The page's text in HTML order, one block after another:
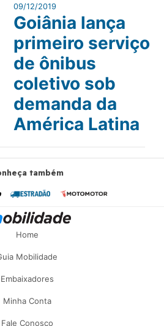
09/12/2019
Goiânia lança
primeiro serviço
de ônibus
coletivo sob
demanda da
América Latina
também
Home
Mobilidade
Embaixadores
Minha Conta
Fale Conosco